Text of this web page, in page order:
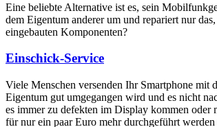
Eine beliebte Alternative ist es, sein
dem Eigentum anderer um und repariert nur
eingebauten Komponenten?
Einschick-Service
Viele Menschen versenden Ihr Smartphone mit
Eigentum gut umgegangen wird und es nicht
es immer zu defekten im Display kommen oder
für nur ein paar Euro mehr durchgeführt